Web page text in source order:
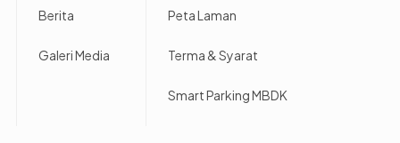
Berita
Galeri Media
Peta Laman
Terma & Syarat
Smart Parking MBDK